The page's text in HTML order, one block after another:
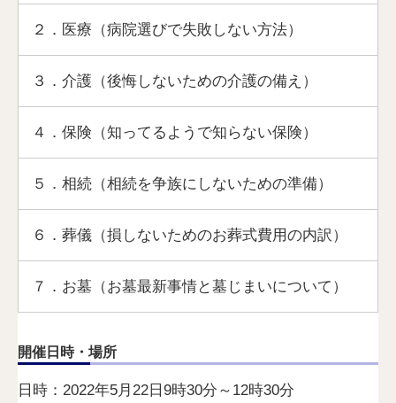
２．医療（病院選びで失敗しない方法）
３．介護（後悔しないための介護の備え）
４．保険（知ってるようで知らない保険）
５．相続（相続を争族にしないための準備）
６．葬儀（損しないためのお葬式費用の内訳）
７．お墓（お墓最新事情と墓じまいについて）
開催日時・場所
日時：2022年5月22日9時30分～12時30分